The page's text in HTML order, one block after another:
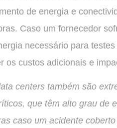
de energia e
Caso um fornecedor
necessário para
os custos adicionais e
centers também são
que têm alto grau de
caso um acidente